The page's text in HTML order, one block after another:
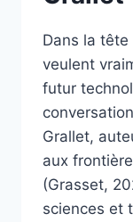
Dans la tête
veulent
futur
Grallet,
aux
(Grasset,
sciences et